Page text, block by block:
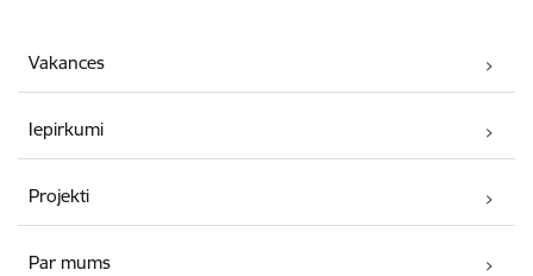
Vakances
Iepirkumi
Projekti
Par mums